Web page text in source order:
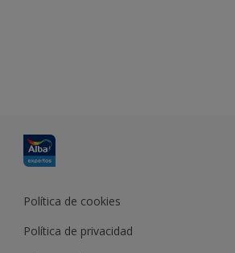
Política de cookies
Política de privacidad